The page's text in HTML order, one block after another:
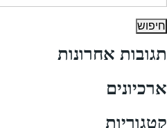
תגובות אחרונות
ארכיונים
קטגוריות